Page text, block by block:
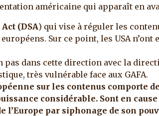
américaine qui apparaît en
(DSA) qui vise à réguler les
Sur ce point, les USA n’ont
pas dans cette direction avec la
très vulnérable face aux GAFA.
sur les contenus comporte
considérable. Sont en
l’Europe par siphonage de son